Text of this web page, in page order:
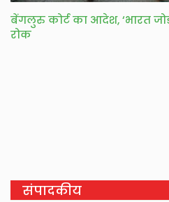
बेंगलुरु कोर्ट का आदेश, ‘भारत
रोक
संपादकीय